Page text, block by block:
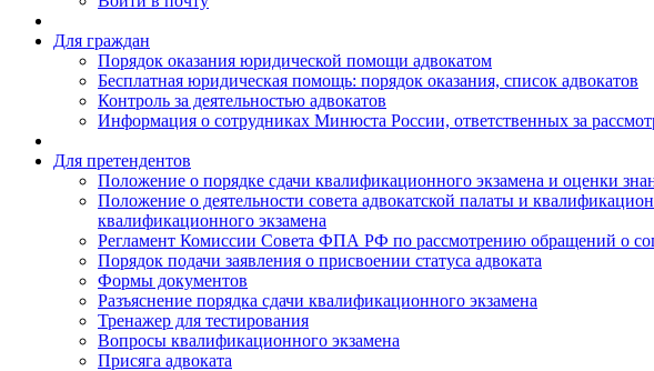
Для граждан
Порядок оказания юридической помощи адвокатом
Бесплатная юридическая помощь: порядок оказания, список адвокатов
Контроль за деятельностью адвокатов
Информация о сотрудниках Минюста России, ответственных за
Для претендентов
Положение о порядке сдачи квалификационного экзамена и оценки
Положение о деятельности совета адвокатской палаты и
квалификационного экзамена
Регламент Комиссии Совета ФПА РФ по рассмотрению обращений о
Порядок подачи заявления о присвоении статуса адвоката
Формы документов
Разъяснение порядка сдачи квалификационного экзамена
Тренажер для тестирования
Вопросы квалификационного экзамена
Присяга адвоката